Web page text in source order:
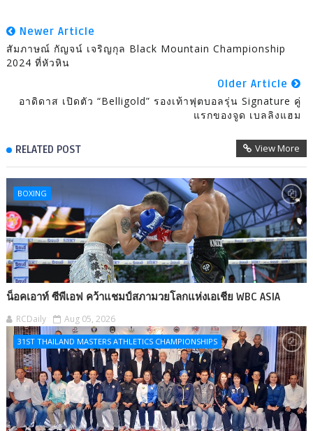
Newer Article
สัมภาษณ์ กัญจน์ เจริญกุล Black Mountain Championship
2024 ที่หัวหิน
Older Article
อาดิดาส เปิดตัว “Belligold” รองเท้าฟุตบอลรุ่น Signature คู่
แรกของจูด เบลลิงแฮม
RELATED POST View More
BOXING
น็อคเอาท์ ซีพีเอฟ คว้าแชมป์สภามวยโลกแห่งเอเชีย WBC ASIA
RCDaily Aug 05, 2026
31ST THAILAND MASTERS ATHLETICS CHAMPIONSHIPS